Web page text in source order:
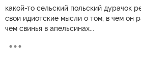
какой-то сельский польский дурачок
свои идиотские мысли о том, в чем он
чем свинья в апельсинах...